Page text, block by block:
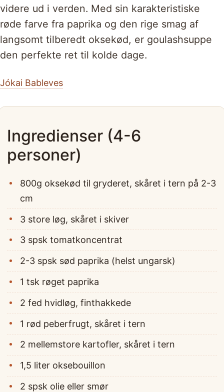
videre ud i verden. Med sin karakteristiske
røde farve fra paprika og den rige smag af
langsomt tilberedt oksekød, er goulashsuppe
den perfekte ret til kolde dage.
Jókai Bableves
Ingredienser (4-6
personer)
800g oksekød til gryderet, skåret i tern på 2-3
cm
3 store løg, skåret i skiver
3 spsk tomatkoncentrat
2-3 spsk sød paprika (helst ungarsk)
1 tsk røget paprika
2 fed hvidløg, finthakkede
1 rød peberfrugt, skåret i tern
2 mellemstore kartofler, skåret i tern
1,5 liter oksebouillon
2 spsk olie eller smør